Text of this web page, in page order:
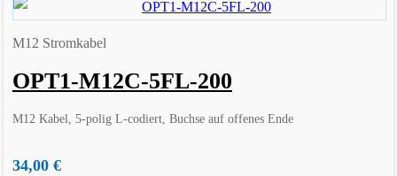
M12 Stromkabel
OPT1-M12C-5FL-200
M12 Kabel, 5-polig L-codiert, Buchse auf offenes Ende
34,00 €